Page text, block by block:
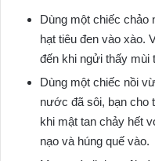
Dùng một chiếc chảo
hạt tiêu đen vào xào.
đến khi ngửi thấy mùi
Dùng một chiếc nồi
nước đã sôi, bạn cho
khi mật tan chảy hết
nạo và húng quế vào.